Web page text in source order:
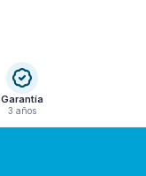
Garantía
3 años